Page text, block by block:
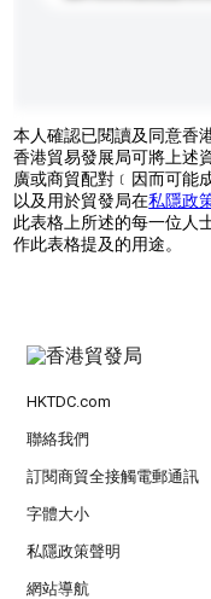
本人確認已閱讀及同意香
香港貿易發展局可將上述
廣或商貿配對﹝因而可能
以及用於貿發局在私隱政
此表格上所述的每一位人
作此表格提及的用途。
HKTDC.com
聯絡我們
訂閱商貿全接觸電郵通訊
字體大小
私隱政策聲明
網站導航